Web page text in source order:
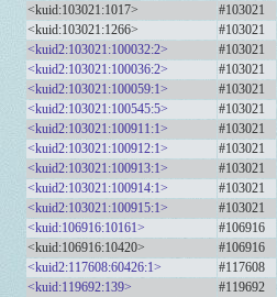
<kuid:103021:1017>
#103021
<kuid:103021:1266>
#103021
<kuid2:103021:100032:2>
#103021
<kuid2:103021:100036:2>
#103021
<kuid2:103021:100059:1>
#103021
<kuid2:103021:100545:5>
#103021
<kuid2:103021:100911:1>
#103021
<kuid2:103021:100912:1>
#103021
<kuid2:103021:100913:1>
#103021
<kuid2:103021:100914:1>
#103021
<kuid2:103021:100915:1>
#103021
<kuid:106916:10161>
#106916
<kuid:106916:10420>
#106916
<kuid2:117608:60426:1>
#117608
<kuid:119692:139>
#119692